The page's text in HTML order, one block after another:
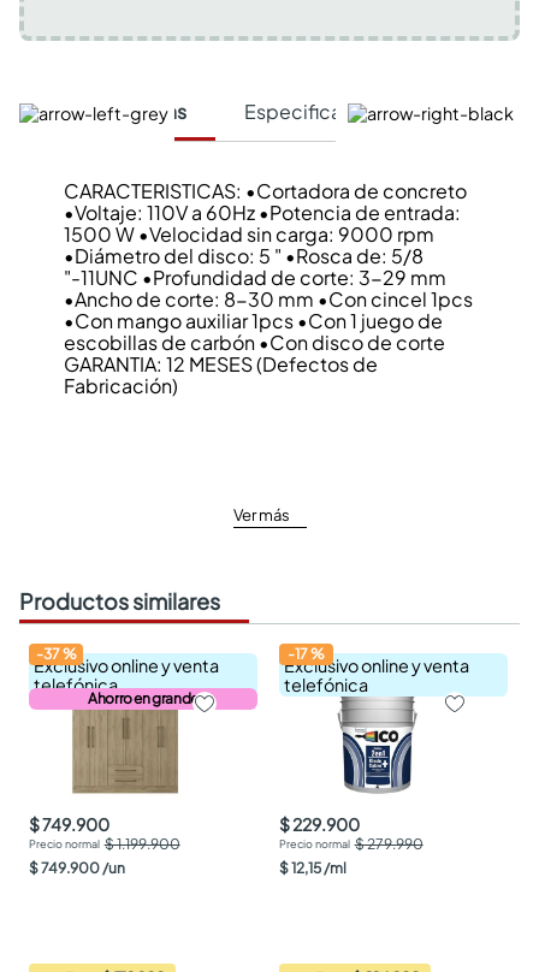
Características Especificaciones Técnicas
CARACTERISTICAS: •Cortadora de concreto
•Voltaje: 110V a 60Hz •Potencia de entrada:
1500 W •Velocidad sin carga: 9000 rpm
•Diámetro del disco: 5 " •Rosca de: 5/8
"-11UNC •Profundidad de corte: 3-29 mm
•Ancho de corte: 8-30 mm •Con cincel 1pcs
•Con mango auxiliar 1pcs •Con 1 juego de
escobillas de carbón •Con disco de corte
GARANTIA: 12 MESES (Defectos de
Fabricación)
Ver más
Productos similares
Exclusivo online y venta
telefónica
Ahorro en grande
-37%
$ 749.900
$ 1.199.900
$749.900 /un
Exclusivo online y venta
telefónica
-17%
$ 229.900
$ 279.990
$12,15 /ml